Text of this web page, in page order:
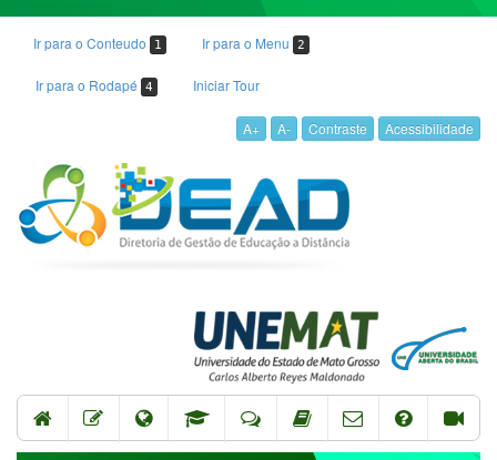
Ir para o Conteudo 1 Ir para o Menu 2
Ir para o Rodapé 4 Iniciar Tour
A+ A- Contraste Acessibilidade